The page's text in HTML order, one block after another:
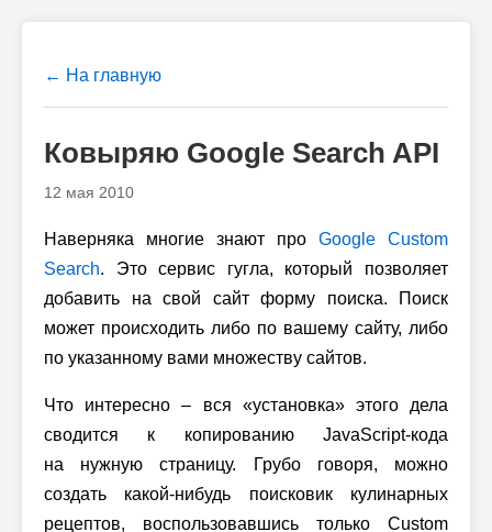
← На главную
Ковыряю Google Search API
12 мая 2010
Наверняка многие знают про Google Custom
Search. Это сервис гугла, который позволяет
добавить на свой сайт форму поиска. Поиск
может происходить либо по вашему сайту, либо
по указанному вами множеству сайтов.
Что интересно – вся «установка» этого дела
сводится к копированию JavaScript-кода
на нужную страницу. Грубо говоря, можно
создать какой-нибудь поисковик кулинарных
рецептов, воспользовавшись только Custom